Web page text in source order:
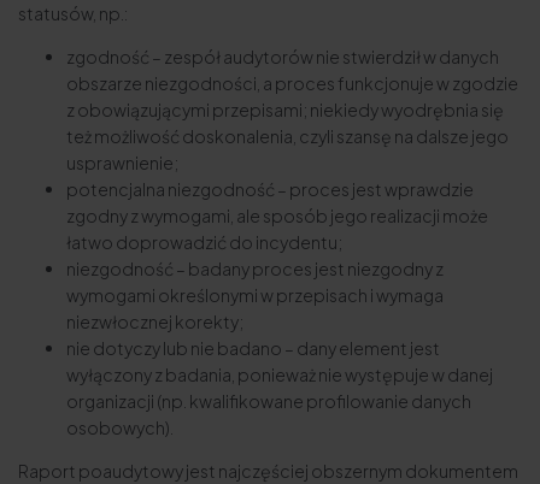
statusów, np.:
zgodność – zespół audytorów nie stwierdził w danych
obszarze niezgodności, a proces funkcjonuje w zgodzie
z obowiązującymi przepisami; niekiedy wyodrębnia się
też możliwość doskonalenia, czyli szansę na dalsze jego
usprawnienie;
potencjalna niezgodność – proces jest wprawdzie
zgodny z wymogami, ale sposób jego realizacji może
łatwo doprowadzić do incydentu;
niezgodność – badany proces jest niezgodny z
wymogami określonymi w przepisach i wymaga
niezwłocznej korekty;
nie dotyczy lub nie badano – dany element jest
wyłączony z badania, ponieważ nie występuje w danej
organizacji (np. kwalifikowane profilowanie danych
osobowych).
Raport poaudytowy jest najczęściej obszernym dokumentem